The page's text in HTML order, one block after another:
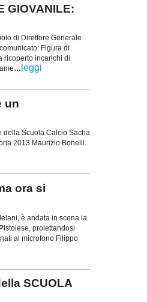
GIOVANILE:
di Direttore Generale
Figura di
ricoperto incarichi di
... leggi
un
della Scuola Calcio Sacha
2013 Maurizio Bonelli.
ora si
è andata in scena la
proiettandosi
al microfono Filippo
SCUOLA